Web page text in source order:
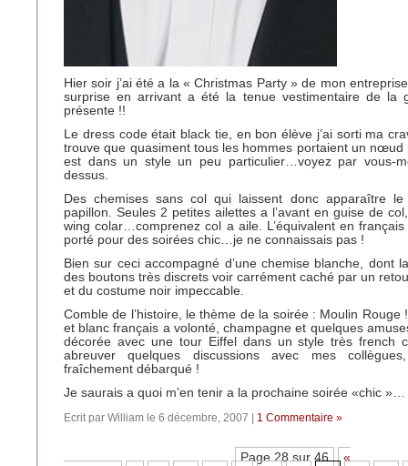
Hier soir j’ai été a la « Christmas Party » de mon
surprise en arrivant a été la tenue vestimentaire de la
présente !!
Le dress code était black tie, en bon élève j’ai sorti ma
trouve que quasiment tous les hommes portaient un nœud
est dans un style un peu particulier…voyez par vous-
dessus.
Des chemises sans col qui laissent donc apparaître
papillon. Seules 2 petites ailettes a l’avant en guise de
wing colar…comprenez col a aile. L’équivalent en
porté pour des soirées chic…je ne connaissais pas !
Bien sur ceci accompagné d’une chemise blanche, dont
des boutons très discrets voir carrément caché par un
et du costume noir impeccable.
Comble de l’histoire, le thème de la soirée : Moulin Rouge
et blanc français a volonté, champagne et quelques
décorée avec une tour Eiffel dans un style très french
abreuver quelques discussions avec mes
fraîchement débarqué !
Je saurais a quoi m’en tenir a la prochaine soirée «chic »…
Ecrit par William le 6 décembre, 2007 | 1 Commentaire »
Page 28 sur 46
«